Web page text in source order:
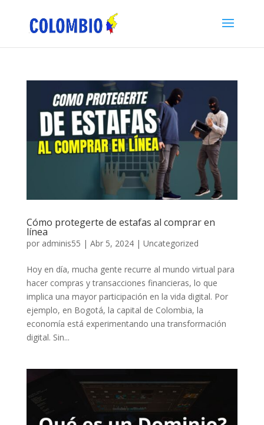
Cómo protegerte de estafas al comprar en
línea
por adminis55 | Abr 5, 2024| Uncategorized
Hoy en día, mucha gente recurre al mundo virtual para
hacer compras y transacciones financieras, lo que
implica una mayor participación en la vida digital. Por
ejemplo, en Bogotá, la capital de Colombia, la
economía está experimentando una transformación
digital. Sin...